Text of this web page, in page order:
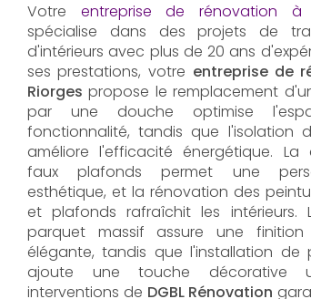
Votre entreprise de rénovation à
spécialise dans des projets de
d'intérieurs avec plus de 20 ans
ses prestations, votre entreprise de
Riorges propose le remplacement
par une douche optimise
fonctionnalité, tandis que l'isolation
améliore l'efficacité énergétique. La
faux plafonds permet une
esthétique, et la rénovation des
et plafonds rafraîchit les intérieurs.
parquet massif assure une
élégante, tandis que l'installation de
ajoute une touche décorative
interventions de DGBL Rénovation